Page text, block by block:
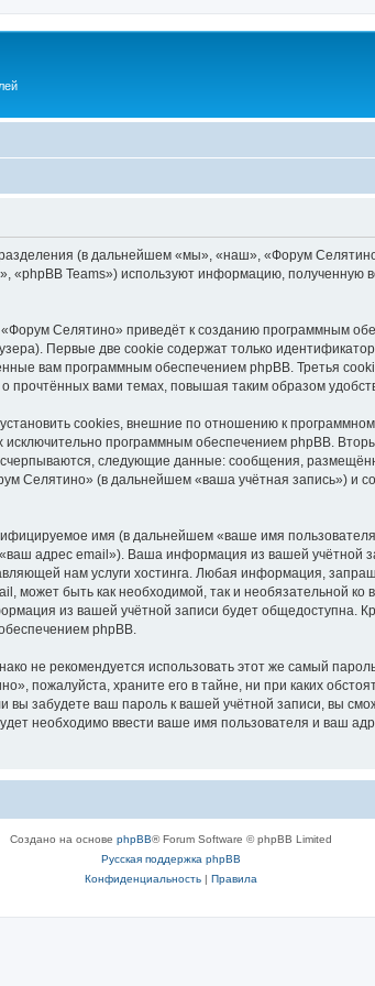
(в дальнейшем «мы», «наш», «Форум
«phpBB Teams») используют информацию, полученную
Селятино» приведёт к созданию программным
Первые две cookie содержат только
вам программным обеспечением phpBB. Третья
вами темах, повышая таким образом
cookies, внешние по отношению к
исключительно программным обеспечением phpBB.
следующие данные: сообщения,
Селятино» (в дальнейшем «ваша учётная запись») и
имя (в дальнейшем «ваше имя
адрес email»). Ваша информация из вашей учётной
нам услуги хостинга. Любая информация,
может быть как необходимой, так и необязательной
из вашей учётной записи будет общедоступна.
phpBB.
не рекомендуется использовать этот же самый
пожалуйста, храните его в тайне, ни при каких
вы забудете ваш пароль к вашей учётной записи, вы
необходимо ввести ваше имя пользователя и ваш
Создано на основе phpBB® Forum Software © phpBB Limited
Русская поддержка phpBB
Конфиденциальность| Правила